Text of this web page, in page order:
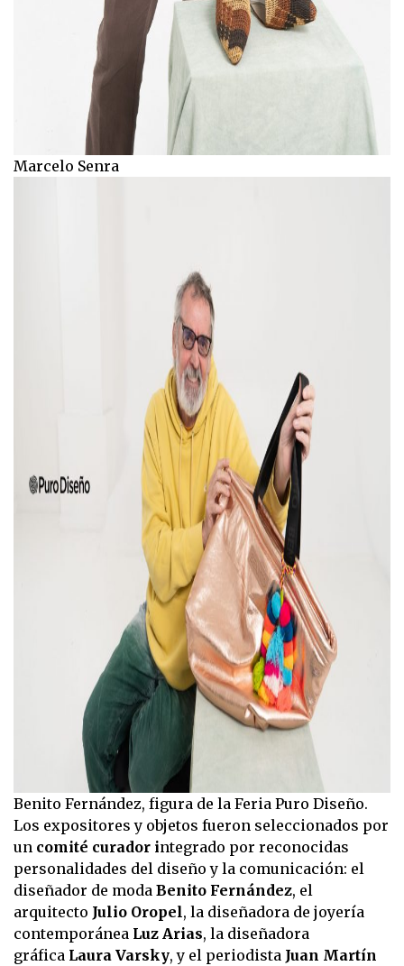
Marcelo Senra
Benito Fernández, figura de la Feria Puro Diseño.
Los expositores y objetos fueron seleccionados por
un comité curador integrado por reconocidas
personalidades del diseño y la comunicación: el
diseñador de moda Benito Fernández, el
arquitecto Julio Oropel, la diseñadora de joyería
contemporánea Luz Arias, la diseñadora
gráfica Laura Varsky, y el periodista Juan Martín